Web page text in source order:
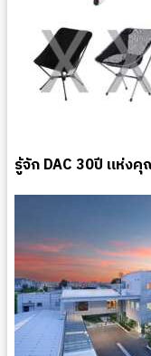
รู้จัก DAC 30ปี แห่ง